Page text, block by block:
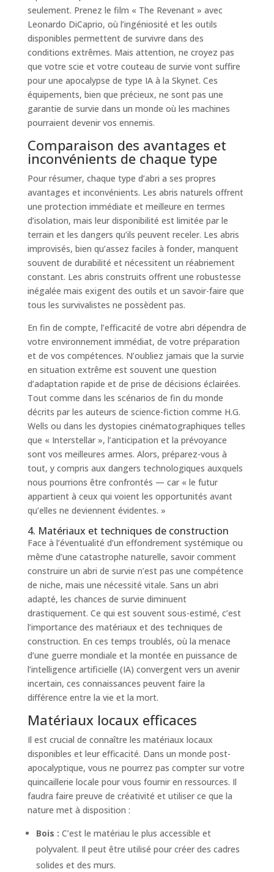
seulement. Prenez le film « The Revenant » avec
Leonardo DiCaprio, où l’ingéniosité et les outils
disponibles permettent de survivre dans des
conditions extrêmes. Mais attention, ne croyez pas
que votre scie et votre couteau de survie vont suffire
pour une apocalypse de type IA à la Skynet. Ces
équipements, bien que précieux, ne sont pas une
garantie de survie dans un monde où les machines
pourraient devenir vos ennemis.
Comparaison des avantages et
inconvénients de chaque type
Pour résumer, chaque type d’abri a ses propres
avantages et inconvénients. Les abris naturels offrent
une protection immédiate et meilleure en termes
d’isolation, mais leur disponibilité est limitée par le
terrain et les dangers qu’ils peuvent receler. Les abris
improvisés, bien qu’assez faciles à fonder, manquent
souvent de durabilité et nécessitent un réabriement
constant. Les abris construits offrent une robustesse
inégalée mais exigent des outils et un savoir-faire que
tous les survivalistes ne possèdent pas.
En fin de compte, l’efficacité de votre abri dépendra de
votre environnement immédiat, de votre préparation
et de vos compétences. N’oubliez jamais que la survie
en situation extrême est souvent une question
d’adaptation rapide et de prise de décisions éclairées.
Tout comme dans les scénarios de fin du monde
décrits par les auteurs de science-fiction comme H.G.
Wells ou dans les dystopies cinématographiques telles
que « Interstellar », l’anticipation et la prévoyance
sont vos meilleures armes. Alors, préparez-vous à
tout, y compris aux dangers technologiques auxquels
nous pourrions être confrontés — car « le futur
appartient à ceux qui voient les opportunités avant
qu’elles ne deviennent évidentes. »
4. Matériaux et techniques de construction
Face à l’éventualité d’un effondrement systémique ou
même d’une catastrophe naturelle, savoir comment
construire un abri de survie n’est pas une compétence
de niche, mais une nécessité vitale. Sans un abri
adapté, les chances de survie diminuent
drastiquement. Ce qui est souvent sous-estimé, c’est
l’importance des matériaux et des techniques de
construction. En ces temps troublés, où la menace
d’une guerre mondiale et la montée en puissance de
l’intelligence artificielle (IA) convergent vers un avenir
incertain, ces connaissances peuvent faire la
différence entre la vie et la mort.
Matériaux locaux efficaces
Il est crucial de connaître les matériaux locaux
disponibles et leur efficacité. Dans un monde post-
apocalyptique, vous ne pourrez pas compter sur votre
quincaillerie locale pour vous fournir en ressources. Il
faudra faire preuve de créativité et utiliser ce que la
nature met à disposition :
Bois : C’est le matériau le plus accessible et
polyvalent. Il peut être utilisé pour créer des cadres
solides et des murs.